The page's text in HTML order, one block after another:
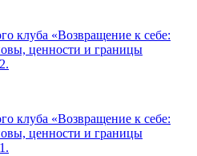
клуба «Возвращение к себе:
ценности и границы
клуба «Возвращение к себе:
ценности и границы